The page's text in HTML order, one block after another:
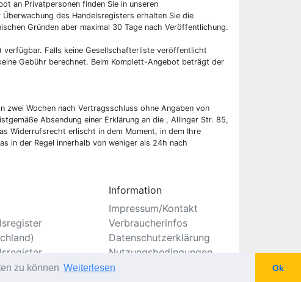
zu können Weiterlesen Ok
an Privatpersonen finden Sie in unseren
des Handelsregisters erhalten Sie die
Gründen aber maximal 30 Tage nach Veröffentlichung.
Falls keine Gesellschafterliste veröffentlicht
Gebühr berechnet. Beim Komplett-Angebot beträgt der
zwei Wochen nach Vertragsschluss ohne Angaben von
Absendung einer Erklärung an die , Allinger Str. 85,
Widerrufsrecht erlischt in dem Moment, in dem Ihre
in der Regel innerhalb von weniger als 24h nach
Information
Impressum/Kontakt
Verbraucherinfos
Datenschutzerklärung
Nutzungsbedingungen
Seitenverzeichnis